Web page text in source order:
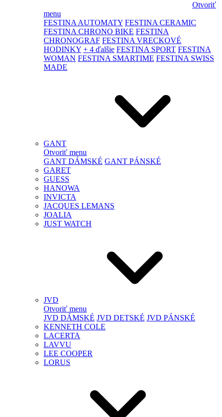
Otvoriť
menu
FESTINA AUTOMATY FESTINA CERAMIC
FESTINA CHRONO BIKE FESTINA
CHRONOGRAF FESTINA VRECKOVÉ
HODINKY + 4 ďalšie FESTINA SPORT FESTINA
WOMAN FESTINA SMARTIME FESTINA SWISS
MADE
GANT
Otvoriť menu
GANT DÁMSKÉ GANT PÁNSKÉ
GARET
GUESS
HANOWA
INVICTA
JACQUES LEMANS
JOALIA
JUST WATCH
JVD
Otvoriť menu
JVD DÁMSKÉ JVD DETSKÉ JVD PÁNSKÉ
KENNETH COLE
LACERTA
LAVVU
LEE COOPER
LORUS